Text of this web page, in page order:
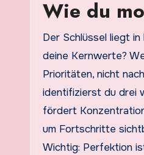
Wie du
Der Schlüssel liegt
deine Kernwerte?
Prioritäten, nicht
identifizierst du drei
fördert
um Fortschritte
Wichtig: Perfektion